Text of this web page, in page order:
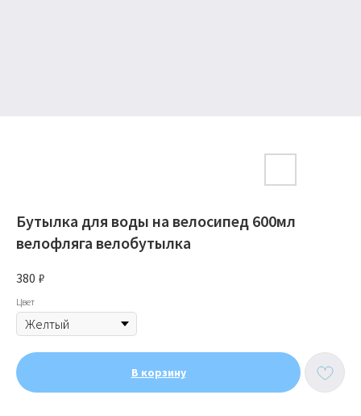
Бутылка для воды на велосипед 600мл
велофляга велобутылка
380 ₽
Цвет
В корзину